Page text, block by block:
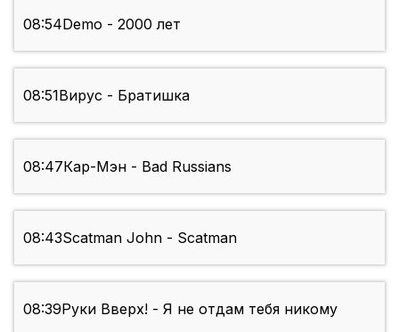
08:54Demo - 2000 лет
08:51Вирус - Братишка
08:47Кар-Мэн - Bad Russians
08:43Scatman John - Scatman
08:39Руки Вверх! - Я не отдам тебя никому